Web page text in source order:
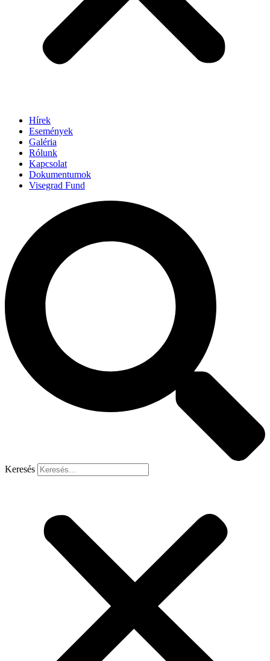
Hírek
Események
Galéria
Rólunk
Kapcsolat
Dokumentumok
Visegrad Fund
Keresés